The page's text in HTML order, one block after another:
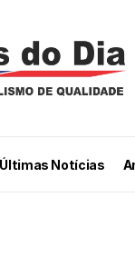
Últimas Notícias